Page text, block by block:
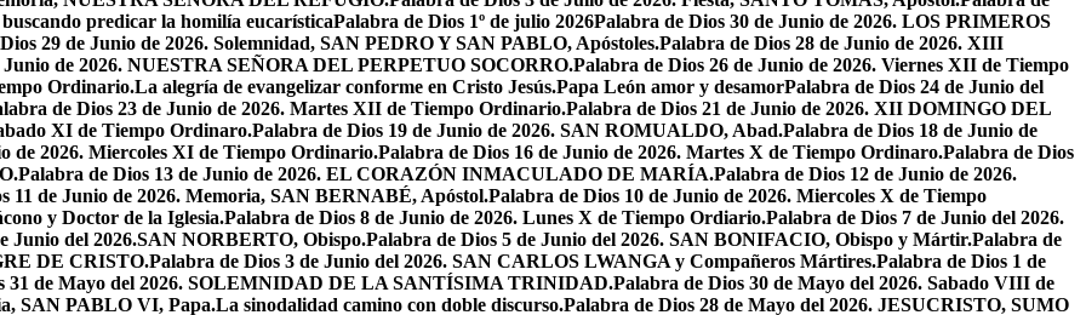
predicar la homilía eucarísticaPalabra de Dios 1º de julio 2026Palabra de Dios 30 de Junio de 2026. LOS PRIMEROS
29 de Junio de 2026. Solemnidad, SAN PEDRO Y SAN PABLO, Apóstoles.Palabra de Dios 28 de Junio de 2026. XIII
Junio de 2026. NUESTRA SEÑORA DEL PERPETUO SOCORRO.Palabra de Dios 26 de Junio de 2026. Viernes XII de Tiempo
Ordinario.La alegría de evangelizar conforme en Cristo Jesús.Papa León amor y desamorPalabra de Dios 24 de Junio del
de Dios 23 de Junio de 2026. Martes XII de Tiempo Ordinario.Palabra de Dios 21 de Junio de 2026. XII DOMINGO DEL
XI de Tiempo Ordinaro.Palabra de Dios 19 de Junio de 2026. SAN ROMUALDO, Abad.Palabra de Dios 18 de Junio de
de 2026. Miercoles XI de Tiempo Ordinario.Palabra de Dios 16 de Junio de 2026. Martes X de Tiempo Ordinaro.Palabra de Dios
Palabra de Dios 13 de Junio de 2026. EL CORAZÓN INMACULADO DE MARÍA.Palabra de Dios 12 de Junio de 2026.
11 de Junio de 2026. Memoria, SAN BERNABÉ, Apóstol.Palabra de Dios 10 de Junio de 2026. Miercoles X de Tiempo
y Doctor de la Iglesia.Palabra de Dios 8 de Junio de 2026. Lunes X de Tiempo Ordiario.Palabra de Dios 7 de Junio del 2026.
Junio del 2026.SAN NORBERTO, Obispo.Palabra de Dios 5 de Junio del 2026. SAN BONIFACIO, Obispo y Mártir.Palabra de
DE CRISTO.Palabra de Dios 3 de Junio del 2026. SAN CARLOS LWANGA y Compañeros Mártires.Palabra de Dios 1 de
31 de Mayo del 2026. SOLEMNIDAD DE LA SANTÍSIMA TRINIDAD.Palabra de Dios 30 de Mayo del 2026. Sabado VIII de
SAN PABLO VI, Papa.La sinodalidad camino con doble discurso.Palabra de Dios 28 de Mayo del 2026. JESUCRISTO, SUMO